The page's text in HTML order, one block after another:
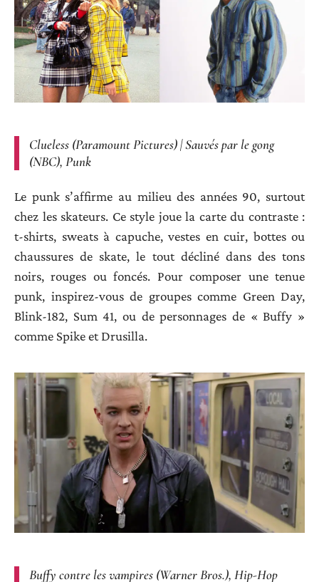
Clueless (Paramount Pictures) | Sauvés par le gong
(NBC), Punk
Le punk s’affirme au milieu des années 90, surtout
chez les skateurs. Ce style joue la carte du contraste :
t-shirts, sweats à capuche, vestes en cuir, bottes ou
chaussures de skate, le tout décliné dans des tons
noirs, rouges ou foncés. Pour composer une tenue
punk, inspirez-vous de groupes comme Green Day,
Blink-182, Sum 41, ou de personnages de « Buffy »
comme Spike et Drusilla.
Buffy contre les vampires (Warner Bros.), Hip-Hop